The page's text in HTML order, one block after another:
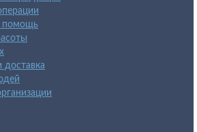
помощь